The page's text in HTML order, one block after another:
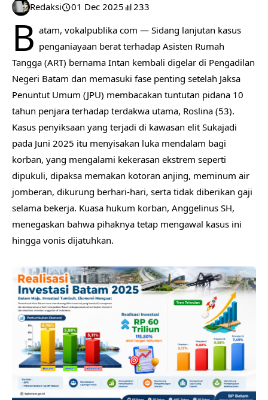
Redaksi 01 Dec 2025 233
B atam, vokalpublika com — Sidang lanjutan kasus
penganiayaan berat terhadap Asisten Rumah
Tangga (ART) bernama Intan kembali digelar di Pengadilan
Negeri Batam dan memasuki fase penting setelah Jaksa
Penuntut Umum (JPU) membacakan tuntutan pidana 10
tahun penjara terhadap terdakwa utama, Roslina (53).
Kasus penyiksaan yang terjadi di kawasan elit Sukajadi
pada Juni 2025 itu menyisakan luka mendalam bagi
korban, yang mengalami kekerasan ekstrem seperti
dipukuli, dipaksa memakan kotoran anjing, meminum air
jomberan, dikurung berhari-hari, serta tidak diberikan gaji
selama bekerja. Kuasa hukum korban, Anggelinus SH,
menegaskan bahwa pihaknya tetap mengawal kasus ini
hingga vonis dijatuhkan.